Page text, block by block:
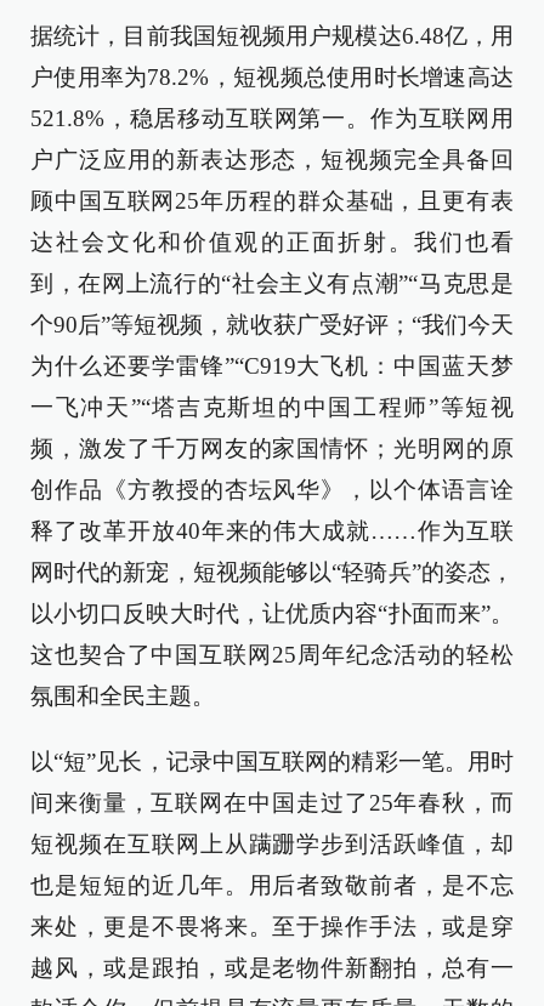
据统计，目前我国短视频用户规模达6.48亿，用
户使用率为78.2%，短视频总使用时长增速高达
521.8%，稳居移动互联网第一。作为互联网用
户广泛应用的新表达形态，短视频完全具备回
顾中国互联网25年历程的群众基础，且更有表
达社会文化和价值观的正面折射。我们也看
到，在网上流行的“社会主义有点潮”“马克思是
个90后”等短视频，就收获广受好评；“我们今天
为什么还要学雷锋”“C919大飞机：中国蓝天梦
一飞冲天”“塔吉克斯坦的中国工程师”等短视
频，激发了千万网友的家国情怀；光明网的原
创作品《方教授的杏坛风华》，以个体语言诠
释了改革开放40年来的伟大成就……作为互联
网时代的新宠，短视频能够以“轻骑兵”的姿态，
以小切口反映大时代，让优质内容“扑面而来”。
这也契合了中国互联网25周年纪念活动的轻松
氛围和全民主题。
以“短”见长，记录中国互联网的精彩一笔。用时
间来衡量，互联网在中国走过了25年春秋，而
短视频在互联网上从蹒跚学步到活跃峰值，却
也是短短的近几年。用后者致敬前者，是不忘
来处，更是不畏将来。至于操作手法，或是穿
越风，或是跟拍，或是老物件新翻拍，总有一